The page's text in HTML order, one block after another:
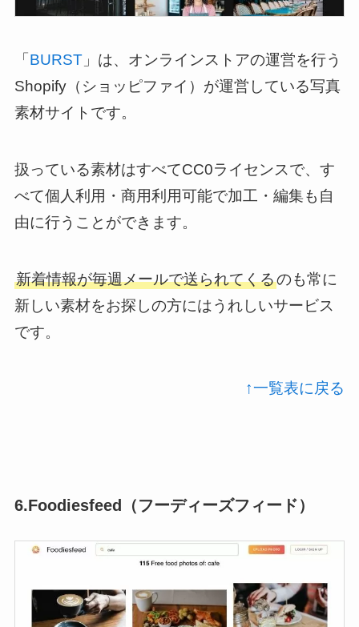
「 BURST」は、オンラインストアの運営を行う
Shopify（ショッピファイ）が運営している写真
素材サイトです。
扱っている素材はすべてCC0ライセンスで、す
べて個人利用・商用利用可能で加工・編集も自
由に行うことができます。
新着情報が毎週メールで送られてくるのも常に
新しい素材をお探しの方にはうれしいサービス
です。
↑一覧表に戻る
6.Foodiesfeed（フーディーズフィード）